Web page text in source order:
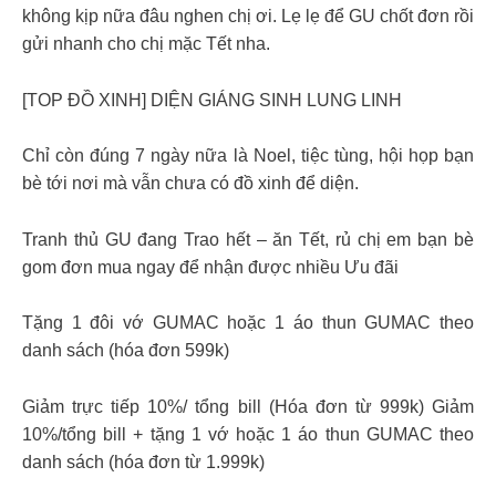
không kịp nữa đâu nghen chị ơi. Lẹ lẹ để GU chốt đơn rồi
gửi nhanh cho chị mặc Tết nha.
[TOP ĐỒ XINH] DIỆN GIÁNG SINH LUNG LINH
Chỉ còn đúng 7 ngày nữa là Noel, tiệc tùng, hội họp bạn
bè tới nơi mà vẫn chưa có đồ xinh để diện.
Tranh thủ GU đang Trao hết – ăn Tết, rủ chị em bạn bè
gom đơn mua ngay để nhận được nhiều Ưu đãi
Tặng 1 đôi vớ GUMAC hoặc 1 áo thun GUMAC theo
danh sách (hóa đơn 599k)
Giảm trực tiếp 10%/ tổng bill (Hóa đơn từ 999k) Giảm
10%/tổng bill + tặng 1 vớ hoặc 1 áo thun GUMAC theo
danh sách (hóa đơn từ 1.999k)